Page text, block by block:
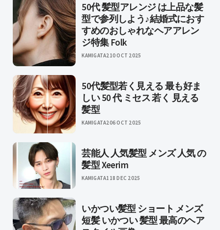
50代 髪型アレンジ は上品な髪
型で参列しよう♪結婚式におす
すめのおしゃれなヘアアレン
ジ特集 Folk
KAMIGATA2 10 OCT 2025
50代髪型若く見える 最も好ま
しい 50 代 ミセス 若く 見える
髪型
KAMIGATA206 OCT 2025
芸能人 人気髪型 メンズ 人気 の
髪型 Xeerim
KAMIGATA1 18 DEC 2025
いかつい髪型 ショート メンズ
短髪 いかつい 髪型 最高のヘア